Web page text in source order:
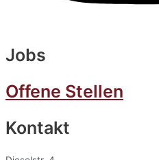
Jobs
Offene Stellen
Kontakt